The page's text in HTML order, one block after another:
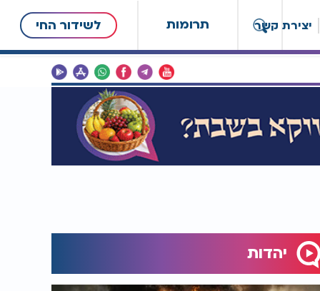
תרומות לשידור החי יצירת קשר
יהדות